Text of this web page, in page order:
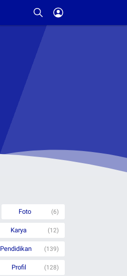
Foto (6)
Karya (12)
Pendidikan (139)
Profil (128)